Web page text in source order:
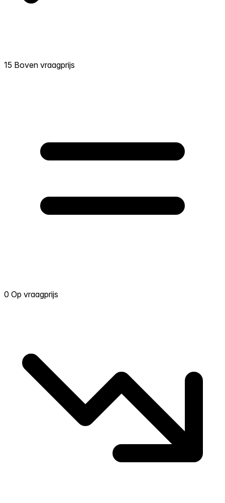
15 Boven vraagprijs
0 Op vraagprijs